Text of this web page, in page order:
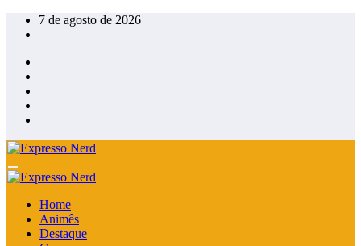
Pular
para
conteúdo
7 de agosto de 2026
Home
Animês
Destaque